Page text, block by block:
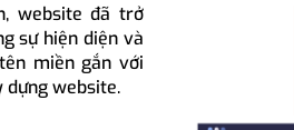
website đã trở
sự hiện diện và
miền gắn với
dựng website.